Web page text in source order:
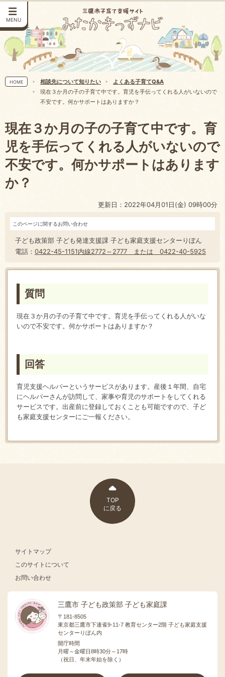
MENU
HOME 相談先について知りたい
よくある子育てQ&A
現在３か月の子の子育て中です。育児を手伝ってくれる人がいないので
不安です。何かサポートはありますか？
現在３か月の子の子育て中です。育
児を手伝ってくれる人がいないので
不安です。何かサポートはあります
か？
更新日：2022年04月01日(金) 09時00分
このページに関するお問い合わせ
子ども政策部 子ども発達支援課 子ども家庭支援センターりぼん
電話： 0422-45-1151内線2772～2777 または 0422-40-5925
質問
現在３か月の子の子育て中です。育児を手伝ってくれる人がいな
いので不安です。何かサポートはありますか？
回答
育児支援ヘルパーというサービスがあります。産後１年間、自宅
にヘルパーさんが訪問して、家事や育児のサポートをしてくれる
サービスです。出産前に登録しておくことも可能ですので、子ど
も家庭支援センターにご一報ください。
TOP
に戻る
サイトマップ
このサイトについて
お問い合わせ
三鷹市 子ども政策部 子ども家庭課
〒181-8505
東京都三鷹市下連雀9-11-7 教育センター2階 子ども家庭支援
センターりぼん内
開庁時間
月曜～金曜日8時30分～17時
（祝日、年末年始を除く）